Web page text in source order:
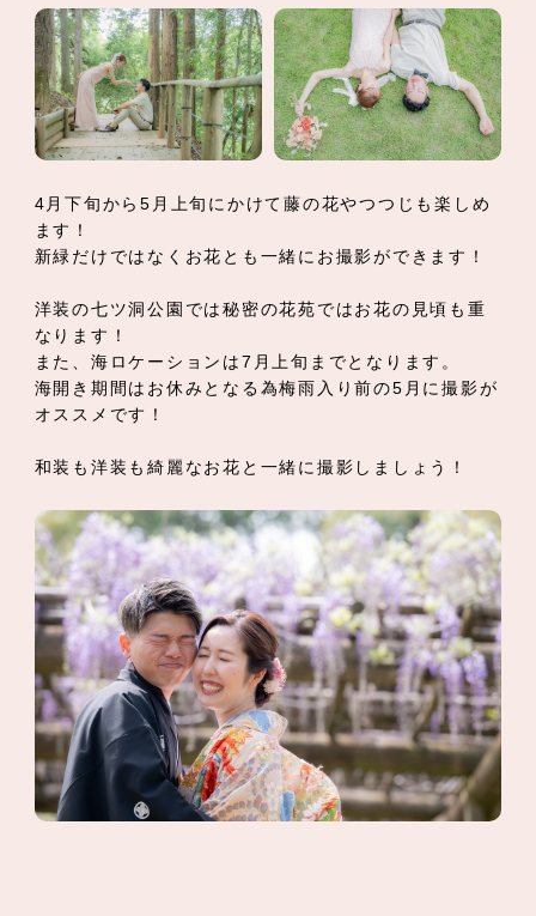
4月下旬から5月上旬にかけて藤の花やつつじも楽しめ
ます！
新緑だけではなくお花とも一緒にお撮影ができます！
洋装の七ツ洞公園では秘密の花苑ではお花の見頃も重
なります！
また、海ロケーションは7月上旬までとなります。
海開き期間はお休みとなる為梅雨入り前の5月に撮影が
オススメです！
和装も洋装も綺麗なお花と一緒に撮影しましょう！